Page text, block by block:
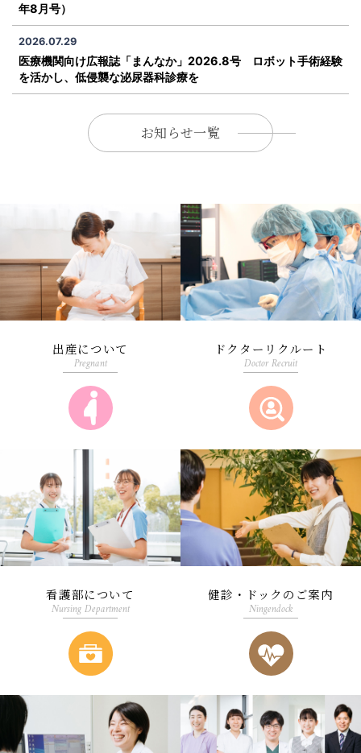
年8月号）
2026.07.29
医療機関向け広報誌「まんなか」2026.8号 ロボット手術経験
を活かし、低侵襲な泌尿器科診療を
お知らせ一覧
出産について
Pregnant
ドクターリクルート
Doctor Recruit
看護部について
Nursing Department
健診・ドックのご案内
Ningendock